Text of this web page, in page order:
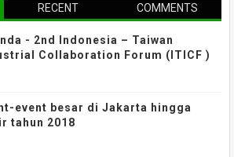
RECENT COMMENTS
- 2nd Indonesia – Taiwan
Collaboration Forum (ITICF )
event besar di Jakarta hingga
tahun 2018